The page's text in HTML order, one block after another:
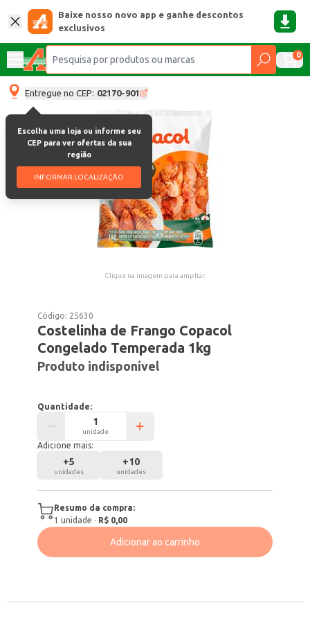
Baixe nosso novo app e ganhe descontos
exclusivos
0
Entregue no CEP: 02170-901
Escolha uma loja ou informe seu
CEP para ver ofertas da sua
região
INFORMAR LOCALIZAÇÃO
Clique na imagem para ampliar.
Código: 25630
Costelinha de Frango Copacol
Congelado Temperada 1kg
Produto indisponível
Quantidade:
unidade
Adicione mais:
+5
unidades
+10
unidades
Resumo da compra:
1 unidade · R$ 0,00
Adicionar ao carrinho